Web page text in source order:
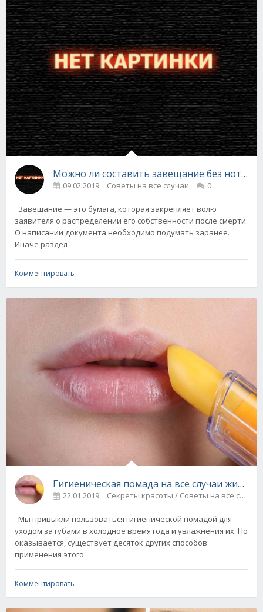
Можно ли составить завещание без
09.02.2019 Советы на все случаи 0
Завещание — это бумага, которая закрепляет волю
заявителя о распределении его собственности после смерти.
О написании документа необходимо подумать заранее.
Иначе раздел
Комментировать
Гигиеническая помада на все случаи жизни
22.01.2019 Секреты красоты / Советы на все случаи
Мы привыкли пользоваться гигиенической помадой для
уходом за губами в холодное время года и увлажнения их. Но
оказывается, существует десяток других способов
применения этого
Комментировать